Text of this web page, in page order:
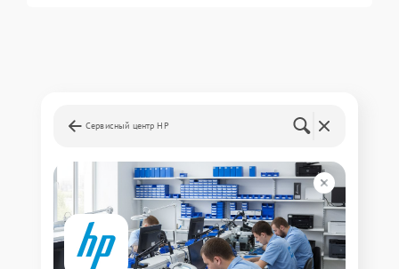
Сервисный центр HP